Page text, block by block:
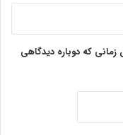
زمانی که دوباره دیدگاهی